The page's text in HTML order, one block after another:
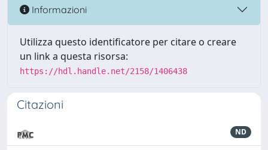
Informazioni
Utilizza questo identificatore per citare o creare
un link a questa risorsa:
https://hdl.handle.net/2158/1406438
Citazioni
ND